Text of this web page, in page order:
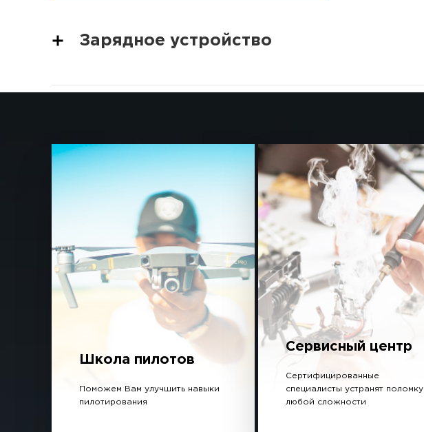
Зарядное устройство
Школа пилотов
Поможем Вам улучшить навыки
пилотирования
Сервисный центр
Сертифицированные
специалисты устранят поломку
любой сложности